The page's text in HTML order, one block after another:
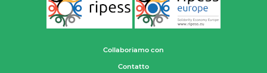
Collaboriamo con
Contatto